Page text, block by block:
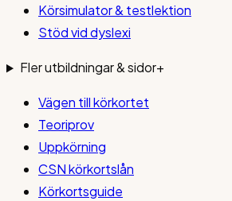
Körsimulator & testlektion
Stöd vid dyslexi
Fler utbildningar & sidor+
Vägen till körkortet
Teoriprov
Uppkörning
CSN körkortslån
Körkortsguide